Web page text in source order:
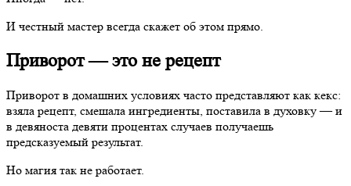
И честный мастер всегда скажет об этом прямо.
Приворот — это не рецепт
Приворот в домашних условиях часто представляют как кекс:
взяла рецепт, смешала ингредиенты, поставила в духовку — и
в девяноста девяти процентах случаев получаешь
предсказуемый результат.
Но магия так не работает.